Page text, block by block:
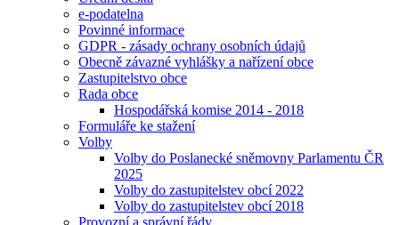
e-podatelna
Povinné informace
GDPR - zásady ochrany osobních údajů
Obecně závazné vyhlášky a nařízení obce
Zastupitelstvo obce
Rada obce
Hospodářská komise 2014 - 2018
Formuláře ke stažení
Volby
Volby do Poslanecké sněmovny Parlamentu ČR
2025
Volby do zastupitelstev obcí 2022
Volby do zastupitelstev obcí 2018
Provozní a správní řády